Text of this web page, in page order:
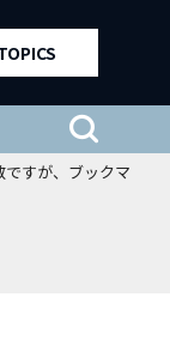
すが、ブックマ